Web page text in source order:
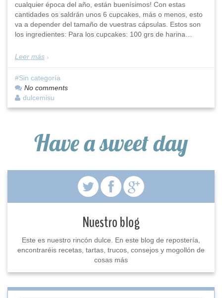
cualquier época del año, están buenísimos! Con estas
cantidades os saldrán unos 6 cupcakes, más o menos, esto
va a depender del tamaño de vuestras cápsulas. Estos son
los ingredientes: Para los cupcakes: 100 grs de harina…
Leer más
Sin categoría
No comments
dulcemisu
Have a sweet day
Nuestro blog
Este es nuestro rincón dulce. En este blog de repostería,
encontraréis recetas, tartas, trucos, consejos y mogollón de
cosas más